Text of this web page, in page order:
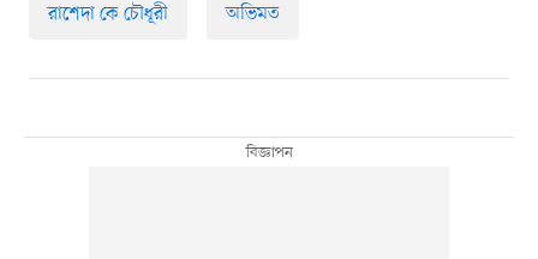
রাশেদা কে চৌধূরী অভিমত